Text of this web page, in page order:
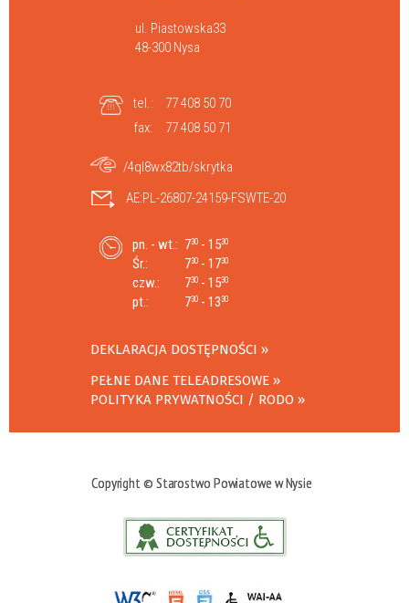
ul. Piastowska33
48-300 Nysa
tel.:
77 408 50 70
fax:
77 408 50 71
/4ql8wx82tb/skrytka
AE:PL-26807-24159-FSWTE-20
pn. - wt.: 730 - 1530
Śr.: 730 - 1730
czw.: 730 - 1530
pt.: 730 - 1330
DEKLARACJA DOSTĘPNOŚCI
PEŁNE DANE TELEADRESOWE
POLITYKA PRYWATNOŚCI / RODO
Copyright © Starostwo Powiatowe w Nysie